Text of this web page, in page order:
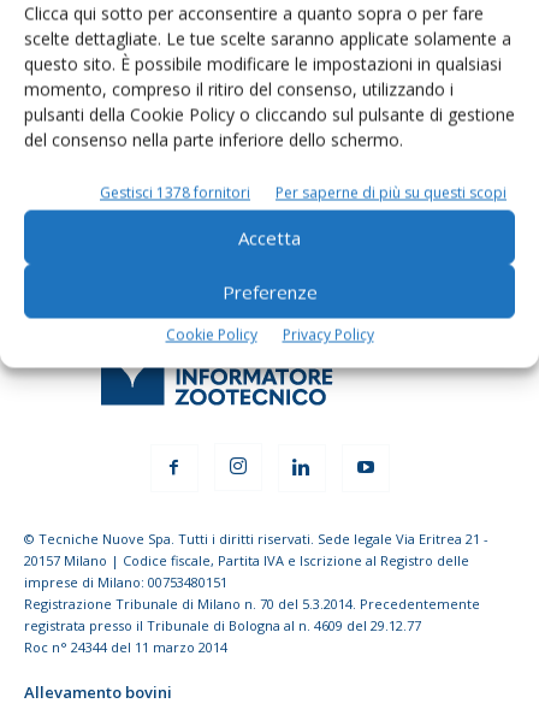
Clicca qui sotto per acconsentire a quanto sopra o per fare
scelte dettagliate. Le tue scelte saranno applicate solamente a
questo sito. È possibile modificare le impostazioni in qualsiasi
momento, compreso il ritiro del consenso, utilizzando i
pulsanti della Cookie Policy o cliccando sul pulsante di gestione
del consenso nella parte inferiore dello schermo.
Gestisci 1378 fornitori Per saperne di più su questi scopi
Accetta
Preferenze
Cookie Policy Privacy Policy
Rimani aggiornato sul mondo
dell’agricoltura
Iscriviti alle nostre newsletter
© Tecniche Nuove Spa. Tutti i diritti riservati. Sede legale Via Eritrea 21 -
20157 Milano | Codice fiscale, Partita IVA e Iscrizione al Registro delle
imprese di Milano: 00753480151
Registrazione Tribunale di Milano n. 70 del 5.3.2014. Precedentemente
registrata presso il Tribunale di Bologna al n. 4609 del 29.12.77
Roc n° 24344 del 11 marzo 2014
Allevamento bovini